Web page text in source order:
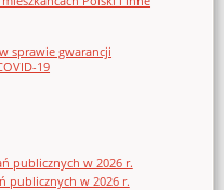
sprawie gwarancji
19
publicznych w 2026 r.
publicznych w 2026 r.